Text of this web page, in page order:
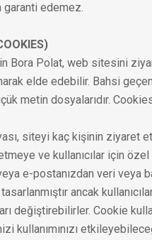
garanti edemez.
Bora Polat, web sitesini
elde edebilir. Bahsi
metin dosyalarıdır.
siteyi kaç kişinin ziyaret
ve kullanıcılar için özel
e-postanızdan veri veya
ancak
değiştirebilirler. Cookie
kullanımınızı